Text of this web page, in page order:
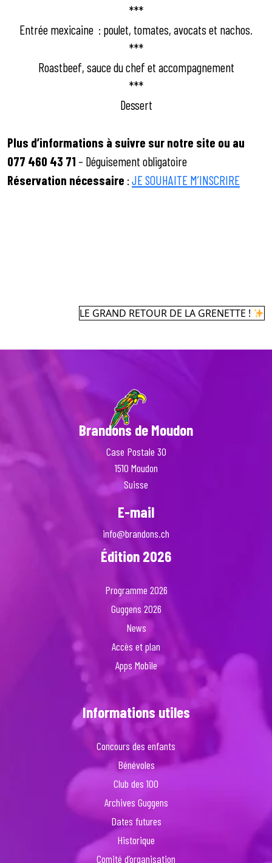
***
Entrée mexicaine : poulet, tomates, avocats et nachos.
***
Roastbeef, sauce du chef et accompagnement
***
Dessert
Plus d’informations à suivre sur notre site ou au
077 460 43 71 – Déguisement obligatoire
Réservation nécessaire : JE SOUHAITE M’INSCRIRE
LE GRAND RETOUR DE LA GRENETTE !
Brandons de Moudon
Case Postale 30
1510 Moudon
Suisse
E-mail
info@brandons.ch
Édition 2026
Programme 2026
Guggens 2026
News
Accès et plan
Apps Mobile
Informations utiles
Concours des enfants
Bénévoles
Club des 100
Archives Guggens
Dates futures
Historique
Comité d’organisation